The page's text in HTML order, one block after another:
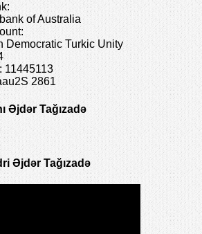
of Australia
Democratic Turkic Unity
11445113
2861
Əjdər Tağızadə
Əjdər Tağızadə